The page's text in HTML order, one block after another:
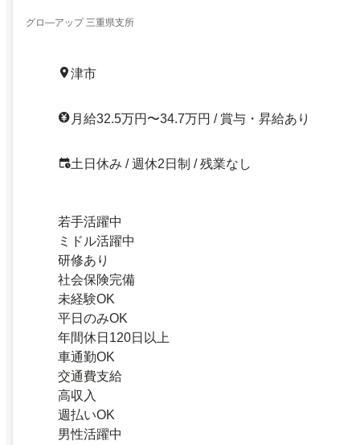
グロ―アップ 三重県支所
津市
月給32.5万円〜34.7万円 / 賞与・昇給あり
土日休み / 週休2日制 / 残業なし
若手活躍中
ミドル活躍中
研修あり
社会保険完備
未経験OK
平日のみOK
年間休日120日以上
車通勤OK
交通費支給
高収入
週払いOK
男性活躍中